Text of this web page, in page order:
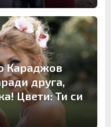
Караджов
друга,
Цвети: Ти си